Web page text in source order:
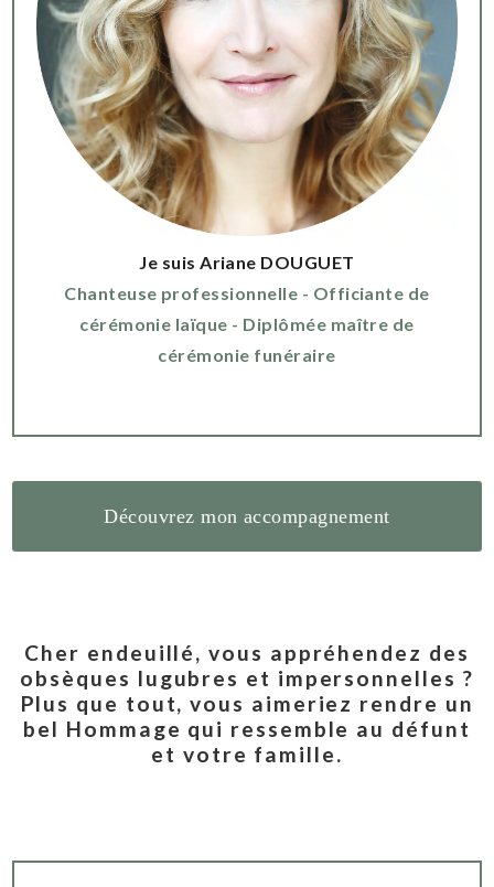
Je suis Ariane DOUGUET
Chanteuse professionnelle - Officiante de
cérémonie laïque - Diplômée maître de
cérémonie funéraire
Découvrez mon accompagnement
Cher endeuillé, vous appréhendez des
obsèques lugubres et impersonnelles ?
Plus que tout, vous aimeriez rendre un
bel Hommage qui ressemble au défunt
et votre famille.